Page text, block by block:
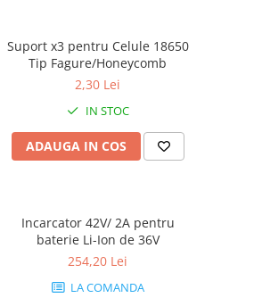
Suport x3 pentru Celule 18650
Tip Fagure/Honeycomb
2,30 Lei
IN STOC
ADAUGA IN COS
Incarcator 42V/ 2A pentru
baterie Li-Ion de 36V
254,20 Lei
LA COMANDA